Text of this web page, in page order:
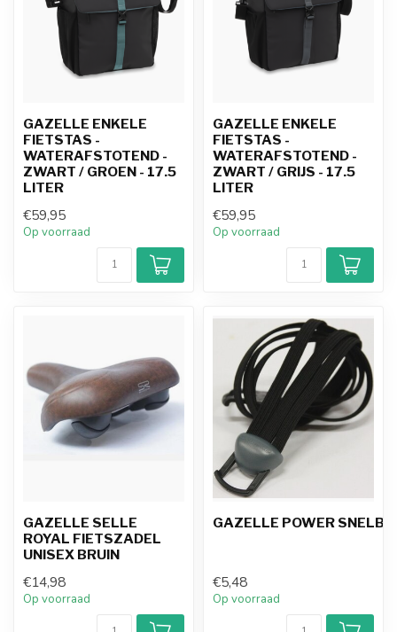
GAZELLE ENKELE
FIETSTAS -
WATERAFSTOTEND -
ZWART / GROEN - 17.5
LITER
€59,95
Op voorraad
GAZELLE ENKELE
FIETSTAS -
WATERAFSTOTEND -
ZWART / GRIJS - 17.5
LITER
€59,95
Op voorraad
GAZELLE SELLE
ROYAL FIETSZADEL
UNISEX BRUIN
€14,98
Op voorraad
GAZELLE POWER
€5,48
Op voorraad